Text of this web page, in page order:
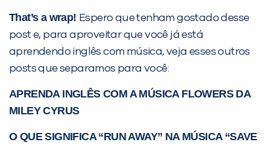
That’s a wrap! Espero que tenham gostado desse
post e, para aproveitar que você já está
aprendendo inglês com música, veja esses outros
posts que separamos para você:
APRENDA INGLÊS COM A MÚSICA FLOWERS DA
MILEY CYRUS
O QUE SIGNIFICA “RUN AWAY” NA MÚSICA “SAVE